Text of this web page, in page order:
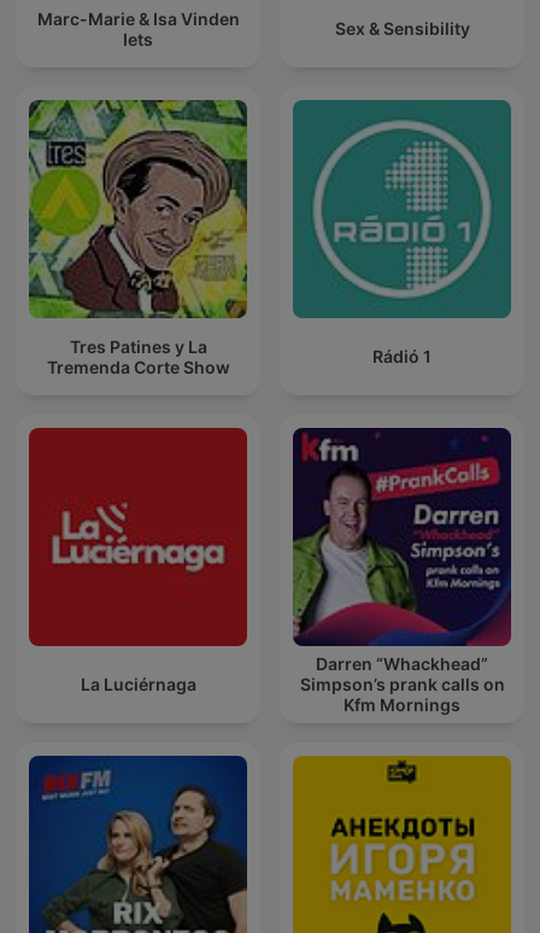
Marc-Marie & Isa Vinden
Iets
Sex & Sensibility
Tres Patines y La
Tremenda Corte Show
Rádió 1
La Luciérnaga
Darren “Whackhead”
Simpson’s prank calls on
Kfm Mornings